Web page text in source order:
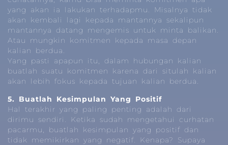
yang akan ia lakukan terhadapmu. Misalnya tidak
akan kembali lagi kepada mantannya sekalipun
mantannya datang mengemis untuk minta balikan.
Atau mungkin komitmen kepada masa depan
kalian berdua.
Yang pasti apapun itu, dalam hubungan kalian
buatlah suatu komitmen karena dari situlah kalian
akan lebih fokus kepada tujuan kalian berdua.
5. Buatlah Kesimpulan Yang Positif
Hal terakhir yang paling penting adalah dari
dirimu sendiri. Ketika sudah mengetahui curhatan
pacarmu, buatlah kesimpulan yang positif dan
tidak memikirkan yang negatif. Kenapa? Supaya